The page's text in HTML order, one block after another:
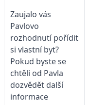
Zaujalo vás
Pavlovo
rozhodnutí pořídit
si vlastní byt?
Pokud byste se
chtěli od Pavla
dozvědět další
informace